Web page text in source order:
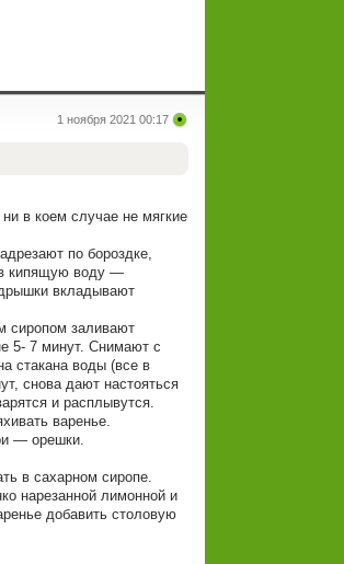
1 ноября 2021 00:17
в коем случае не мягкие
по бороздке,
в кипящую воду —
вкладывают
сиропом заливают
5- 7 минут. Снимают с
стакана воды (все в
снова дают настояться
и расплывутся.
варенье.
— орешки.
в сахарном сиропе.
нарезанной лимонной и
добавить столовую